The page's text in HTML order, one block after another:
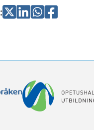
:Jaa Jaa Jaa Jaa